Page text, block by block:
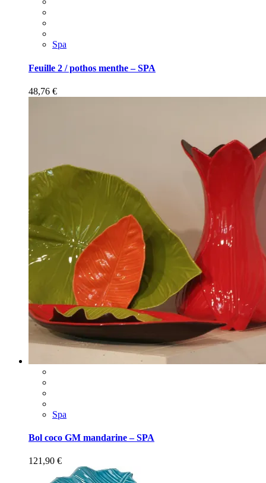
Spa
Feuille 2 / pothos menthe – SPA
48,76 €
Spa
Bol coco GM mandarine – SPA
121,90 €